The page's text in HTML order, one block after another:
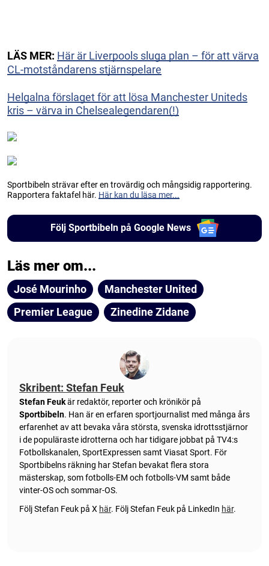
LÄS MER: Här är Liverpools sluga plan – för att värva
CL-motståndarens stjärnspelare
Helgalna förslaget för att lösa Manchester Uniteds
kris – värva in Chelsealegendaren(!)
Sportbibeln strävar efter en trovärdig och mångsidig rapportering.
Rapportera faktafel här. Här kan du läsa mer...
Följ Sportbibeln på Google News
Läs mer om...
José Mourinho
Manchester United
Premier League
Zinedine Zidane
Skribent: Stefan Feuk
Stefan Feukär redaktör, reporter och krönikör på
Sportbibeln. Han är en erfaren sportjournalist med många års
erfarenhet av att bevaka våra största, svenska idrottsstjärnor
i de populäraste idrotterna och har tidigare jobbat på TV4:s
Fotbollskanalen, SportExpressen samt Viasat Sport. För
Sportbibelns räkning har Stefan bevakat flera stora
mästerskap, som fotbolls-EM och fotbolls-VM samt både
vinter-OS och sommar-OS.
Följ Stefan Feuk på X här. Följ Stefan Feuk på LinkedIn här.